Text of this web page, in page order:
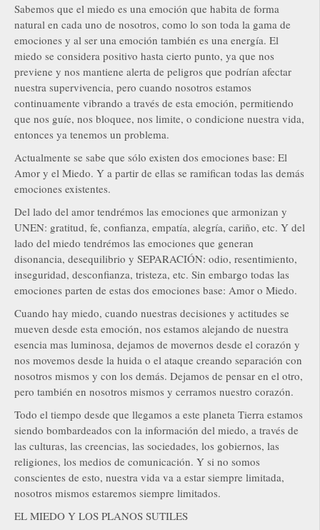
Sabemos que el miedo es una emoción que habita de forma
natural en cada uno de nosotros, como lo son toda la gama de
emociones y al ser una emoción también es una energía. El
miedo se considera positivo hasta cierto punto, ya que nos
previene y nos mantiene alerta de peligros que podrían afectar
nuestra supervivencia, pero cuando nosotros estamos
continuamente vibrando a través de esta emoción, permitiendo
que nos guíe, nos bloquee, nos limite, o condicione nuestra vida,
entonces ya tenemos un problema.
Actualmente se sabe que sólo existen dos emociones base: El
Amor y el Miedo. Y a partir de ellas se ramifican todas las demás
emociones existentes.
Del lado del amor tendrémos las emociones que armonizan y
UNEN: gratitud, fe, confianza, empatía, alegría, cariño, etc. Y del
lado del miedo tendrémos las emociones que generan
disonancia, desequilibrio y SEPARACIÓN: odio, resentimiento,
inseguridad, desconfianza, tristeza, etc. Sin embargo todas las
emociones parten de estas dos emociones base: Amor o Miedo.
Cuando hay miedo, cuando nuestras decisiones y actitudes se
mueven desde esta emoción, nos estamos alejando de nuestra
esencia mas luminosa, dejamos de movernos desde el corazón y
nos movemos desde la huida o el ataque creando separación con
nosotros mismos y con los demás. Dejamos de pensar en el otro,
pero también en nosotros mismos y cerramos nuestro corazón.
Todo el tiempo desde que llegamos a este planeta Tierra estamos
siendo bombardeados con la información del miedo, a través de
las culturas, las creencias, las sociedades, los gobiernos, las
religiones, los medios de comunicación. Y si no somos
conscientes de esto, nuestra vida va a estar siempre limitada,
nosotros mismos estaremos siempre limitados.
EL MIEDO Y LOS PLANOS SUTILES